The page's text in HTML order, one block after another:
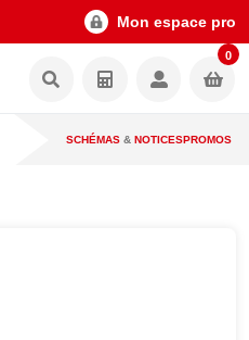
Mon espace pro
0
SCHÉMAS & NOTICESPROMOS